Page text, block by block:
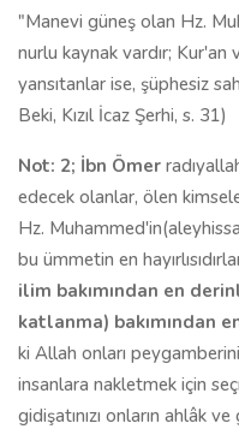
"Manevi güneş olan Hz.
nurlu kaynak vardır; Kur'an
yansıtanlar ise, şüphesiz
Beki, Kızıl İcaz Şerhi, s. 31)
Not: 2; İbn Ömer
edecek olanlar, ölen
Hz.
bu ümmetin en
ilim bakımından en
katlanma) bakımından
ki Allah onları
insanlara nakletmek için
gidişatınızı onların ahlâk